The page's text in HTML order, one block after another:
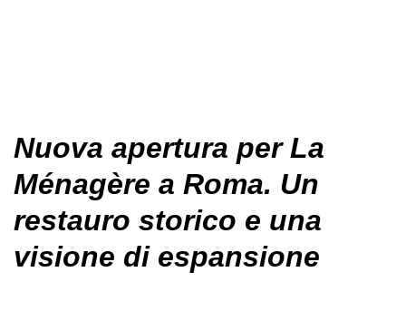
Nuova apertura per La
Ménagère a Roma. Un
restauro storico e una
visione di espansione